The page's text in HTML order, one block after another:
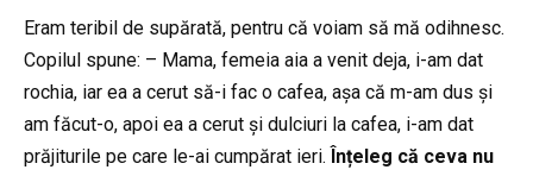
Eram teribil de supărată, pentru că voiam să mă odihnesc.
Copilul spune: – Mama, femeia aia a venit deja, i-am dat
rochia, iar ea a cerut să-i fac o cafea, așa că m-am dus și
am făcut-o, apoi ea a cerut și dulciuri la cafea, i-am dat
prăjiturile pe care le-ai cumpărat ieri. Înțeleg că ceva nu